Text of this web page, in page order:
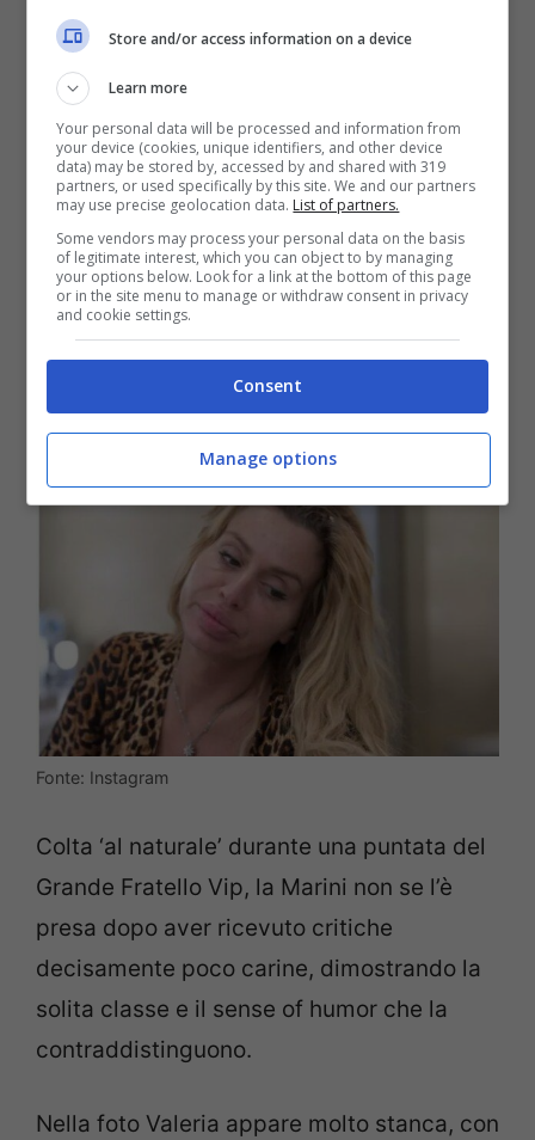
trucco?
Anche se molto diversa senza trucco, la
cinquantaduenne Valeria conserva sempre
il suo fascino innato. Siamo tutti abituati a
vederla sempre perfettamente in tiro,
super truccata e ben vestita. La Valeriona,
infatti, tiene moltissimo alla sua immagine
di bionda sexy e un po’ svampita che le ha
fatto ottenere enormi successi
professionali.
Fonte: Instagram
Colta ‘al naturale’ durante una puntata del
Grande Fratello Vip, la Marini non se l’è
presa dopo aver ricevuto critiche
decisamente poco carine, dimostrando la
solita classe e il sense of humor che la
contraddistinguono.
Nella foto Valeria appare molto stanca, con
Store and/or access information on a device
Learn more
Your personal data will be processed and information from
your device (cookies, unique identifiers, and other device
data) may be stored by, accessed by and shared with 319
partners, or used specifically by this site. We and our partners
may use precise geolocation data. List of partners.
Some vendors may process your personal data on the basis
of legitimate interest, which you can object to by managing
your options below. Look for a link at the bottom of this page
or in the site menu to manage or withdraw consent in privacy
and cookie settings.
Consent
Manage options